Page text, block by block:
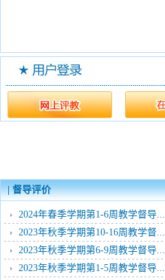
| 督导评价
2024年春季学期第1-6周教学督导...
2023年秋季学期第10-16周教学督...
2023年秋季学期第6-9周教学督导...
2023年秋季学期第1-5周教学督导...